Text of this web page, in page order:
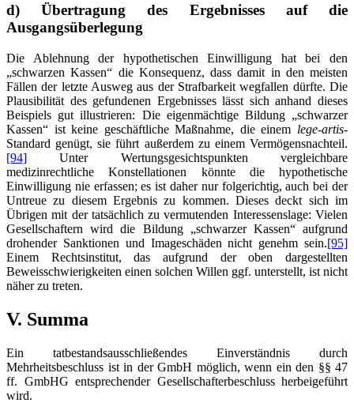
d) Übertragung des Ergebnisses auf die
Ausgangsüberlegung
Die Ablehnung der hypothetischen Einwilligung hat bei den
„schwarzen Kassen“ die Konsequenz, dass damit in den meisten
Fällen der letzte Ausweg aus der Strafbarkeit wegfallen dürfte. Die
Plausibilität des gefundenen Ergebnisses lässt sich anhand dieses
Beispiels gut illustrieren: Die eigenmächtige Bildung „schwarzer
Kassen“ ist keine geschäftliche Maßnahme, die einem lege-artis-
Standard genügt, sie führt außerdem zu einem Vermögensnachteil.
[94] Unter Wertungsgesichtspunkten vergleichbare
medizinrechtliche Konstellationen könnte die hypothetische
Einwilligung nie erfassen; es ist daher nur folgerichtig, auch bei der
Untreue zu diesem Ergebnis zu kommen. Dieses deckt sich im
Übrigen mit der tatsächlich zu vermutenden Interessenslage: Vielen
Gesellschaftern wird die Bildung „schwarzer Kassen“ aufgrund
drohender Sanktionen und Imageschäden nicht genehm sein.[95]
Einem Rechtsinstitut, das aufgrund der oben dargestellten
Beweisschwierigkeiten einen solchen Willen ggf. unterstellt, ist nicht
näher zu treten.
V. Summa
Ein tatbestandsausschließendes Einverständnis durch
Mehrheitsbeschluss ist in der GmbH möglich, wenn ein den §§ 47
ff. GmbHG entsprechender Gesellschafterbeschluss herbeigeführt
wird.